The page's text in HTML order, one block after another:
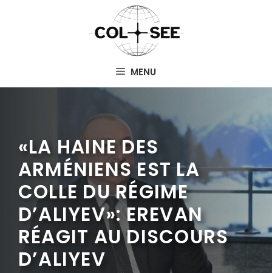
MENU
«LA HAINE DES
ARMÉNIENS EST LA
COLLE DU RÉGIME
D’ALIYEV»: EREVAN
RÉAGIT AU DISCOURS
D’ALIYEV